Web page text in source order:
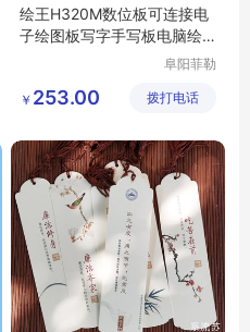
绘王H320M数位板可连接电
子绘图板写字手写板电脑绘
阜阳菲勒
公司
￥ 253.00 拨打电话